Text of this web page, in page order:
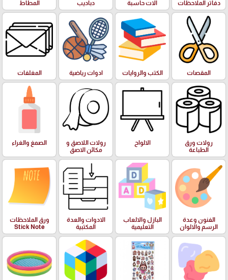
دفاتر الملاحظات الات حاسبة دباديب المطاط
المقصات الكتب والروايات ادوات رياضية المغلفات
رولات ورق
الطباعة
الالواح
رولات اللاصق و
مكائن الاصق
الصمغ والغراء
الفنون وعدة
الرسم والالوان
البازل والالعاب
التعليمية
الادوات والعدة
المكتبية
ورق الملاحظات
Stick Note